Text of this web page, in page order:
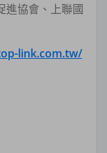
進協會、上聯國
link.com.tw/